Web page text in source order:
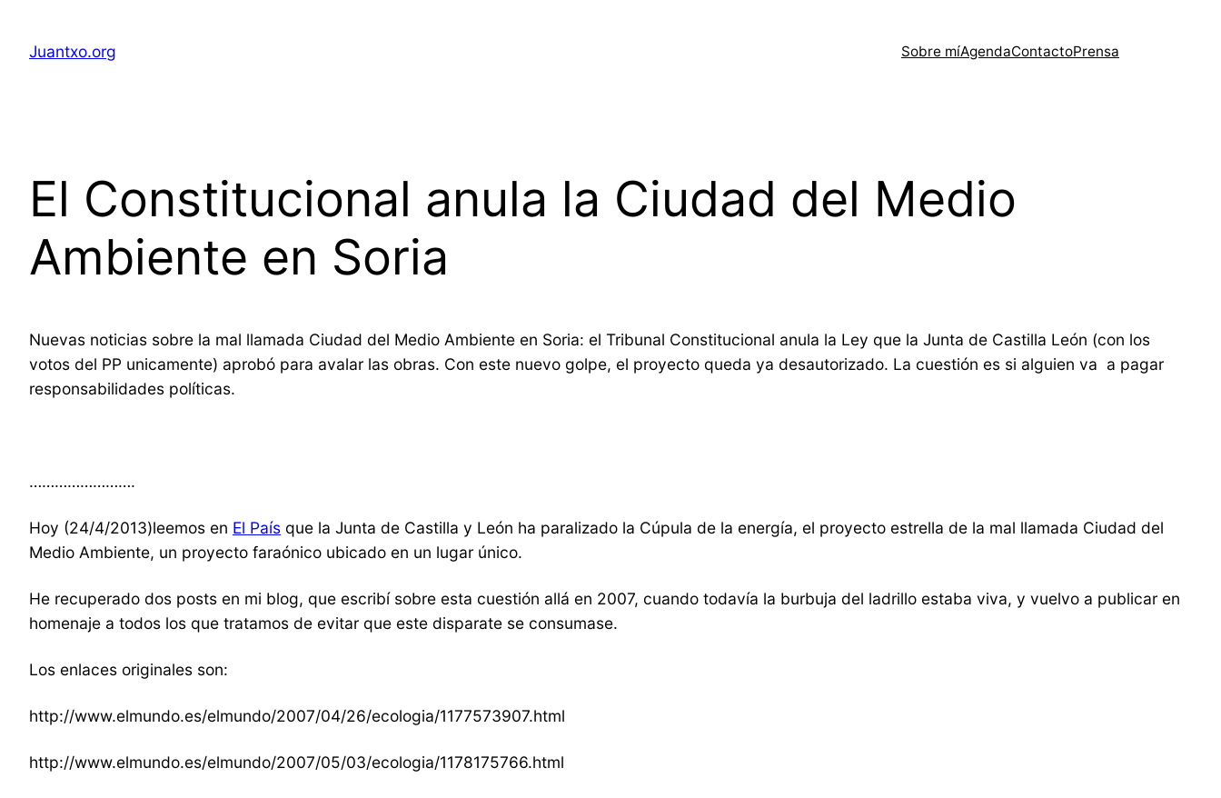
contenido
Juantxo.org Sobre míAgendaContactoPrensa
El Constitucional anula la Ciudad del Medio
Ambiente en Soria
Nuevas noticias sobre la mal llamada Ciudad del Medio Ambiente en Soria: el Tribunal Constitucional anula la Ley que la Junta de Castilla León (con los
votos del PP unicamente) aprobó para avalar las obras. Con este nuevo golpe, el proyecto queda ya desautorizado. La cuestión es si alguien va a pagar
responsabilidades políticas.
…………………….
Hoy (24/4/2013)leemos en El País que la Junta de Castilla y León ha paralizado la Cúpula de la energía, el proyecto estrella de la mal llamada Ciudad del
Medio Ambiente, un proyecto faraónico ubicado en un lugar único.
He recuperado dos posts en mi blog, que escribí sobre esta cuestión allá en 2007, cuando todavía la burbuja del ladrillo estaba viva, y vuelvo a publicar en
homenaje a todos los que tratamos de evitar que este disparate se consumase.
Los enlaces originales son:
http://www.elmundo.es/elmundo/2007/04/26/ecologia/1177573907.html
http://www.elmundo.es/elmundo/2007/05/03/ecologia/1178175766.html